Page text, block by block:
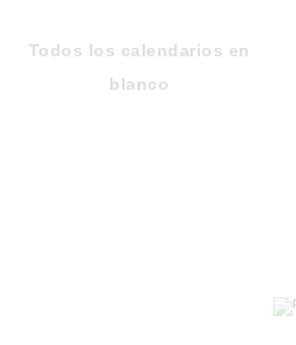
Todos los calendarios en
blanco